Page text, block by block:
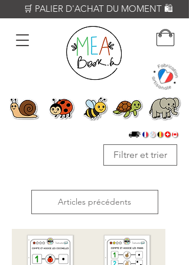
🛒 PALIER D'ACHAT DU MOMENT 🛍️
Filtrer et trier
Articles précédents